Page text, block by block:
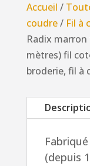
marron
foncé,
500
yards
Nr.50
(
coton
Accueil /
coudre/ Fil à
Radix marron
mètres) fil
broderie, fil à
(depuis